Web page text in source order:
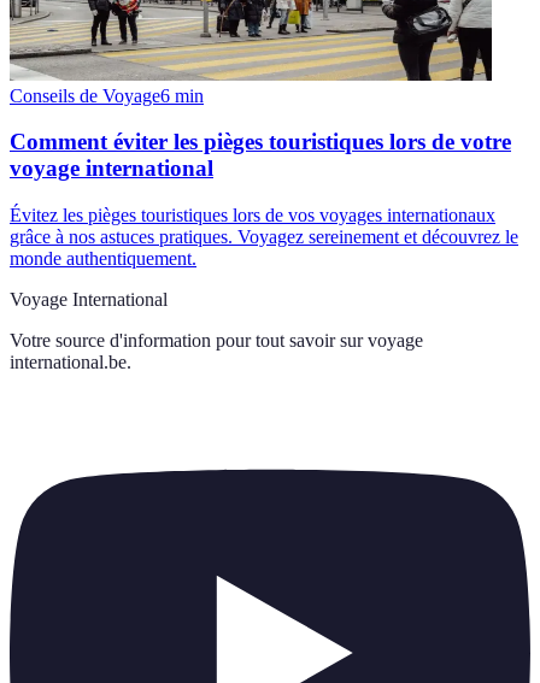
Conseils de Voyage6 min
Comment éviter les pièges touristiques lors de votre
voyage international
Évitez les pièges touristiques lors de vos voyages internationaux
grâce à nos astuces pratiques. Voyagez sereinement et découvrez le
monde authentiquement.
Voyage International
Votre source d'information pour tout savoir sur voyage
international.be.